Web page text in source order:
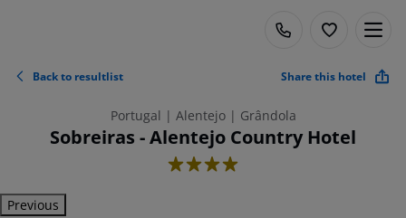
Back to resultlist Share this hotel
Portugal | Alentejo | Grândola
Sobreiras - Alentejo Country Hotel
4
Previous